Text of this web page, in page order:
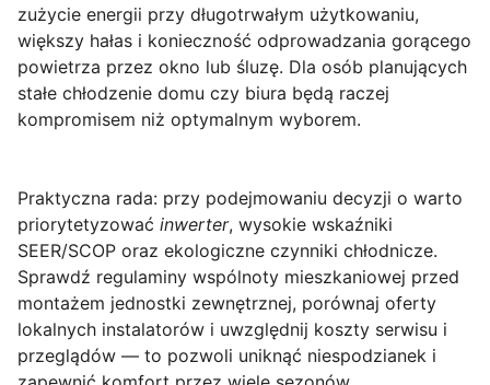
zużycie energii przy długotrwałym użytkowaniu,
większy hałas i konieczność odprowadzania gorącego
powietrza przez okno lub śluzę. Dla osób planujących
stałe chłodzenie domu czy biura będą raczej
kompromisem niż optymalnym wyborem.
Praktyczna rada: przy podejmowaniu decyzji o warto
priorytetyzować inwerter, wysokie wskaźniki
SEER/SCOP oraz ekologiczne czynniki chłodnicze.
Sprawdź regulaminy wspólnoty mieszkaniowej przed
montażem jednostki zewnętrznej, porównaj oferty
lokalnych instalatorów i uwzględnij koszty serwisu i
przeglądów — to pozwoli uniknąć niespodzianek i